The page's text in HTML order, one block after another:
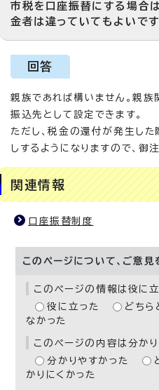
市税を口座振替にする場合
金者は違っていてもよいです
回答
親族であれば構いません。親
振込先として設定できます。
ただし、税金の還付が発生し
しするようになりますので、御
関連情報
口座振替制度
このページについて、ご意見
このページの情報は役に立
役に立った
どちら
なかった
このページの内容は分かり
分かりやすかった
かりにくかった